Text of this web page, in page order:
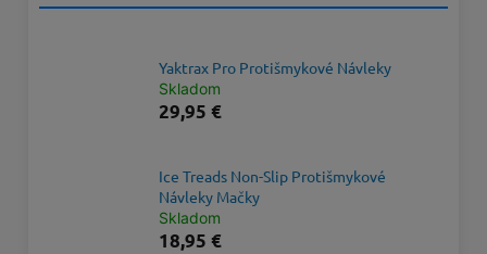
Yaktrax Pro Protišmykové Návleky
Skladom
29,95 €
Ice Treads Non-Slip Protišmykové
Návleky Mačky
Skladom
18,95 €